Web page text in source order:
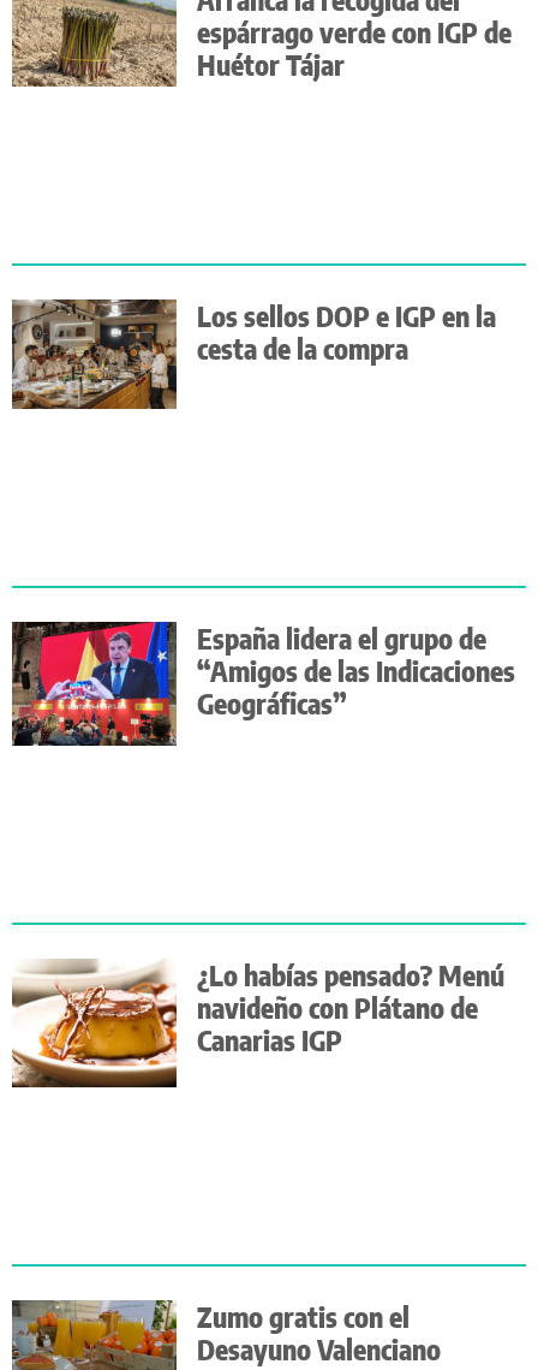
espárrago verde con IGP de
Huétor Tájar
Los sellos DOP e IGP en la
cesta de la compra
España lidera el grupo de
“Amigos de las Indicaciones
Geográficas”
¿Lo habías pensado? Menú
navideño con Plátano de
Canarias IGP
Zumo gratis con el
Desayuno Valenciano